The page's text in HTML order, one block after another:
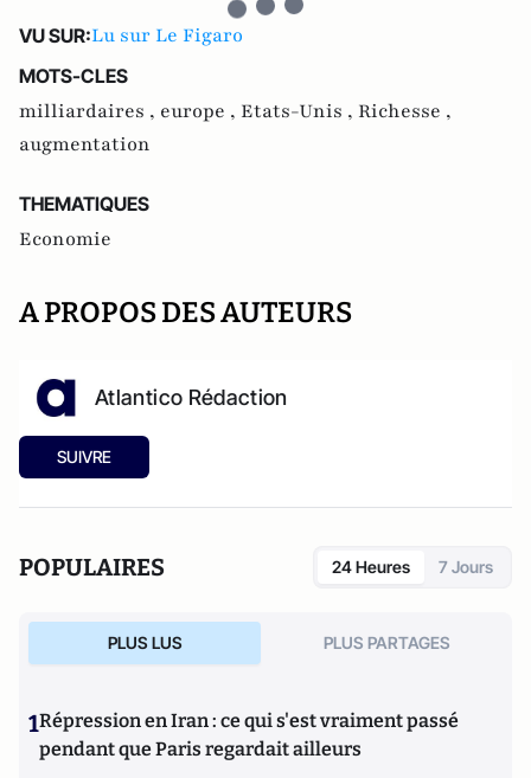
VU SUR:Lu sur Le Figaro
MOTS-CLES
milliardaires , europe , Etats-Unis , Richesse ,
augmentation
THEMATIQUES
Economie
A PROPOS DES AUTEURS
Atlantico Rédaction
SUIVRE
POPULAIRES 24 Heures 7 Jours
PLUS LUS PLUS PARTAGES
1Répression en Iran : ce qui s'est vraiment passé
pendant que Paris regardait ailleurs